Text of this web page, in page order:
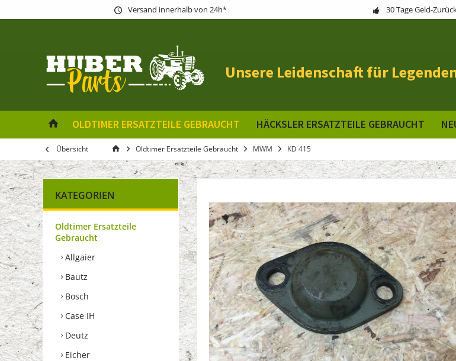
Versand innerhalb von 24h* 30 Tage Geld-
Unsere Leidenschaft für
OLDTIMER ERSATZTEILE GEBRAUCHT HÄCKSLER ERSATZTEILE GEBRAUCHT
Übersicht Oldtimer Ersatzteile Gebraucht MWM KD 415
KATEGORIEN
Oldtimer Ersatzteile
Gebraucht
Allgaier
Bautz
Bosch
Case IH
Deutz
Eicher